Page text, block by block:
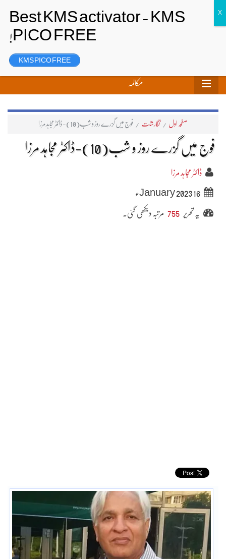
رجسٹر
مکالمہ
صفحہ اول / نگارشات / فوج میں گزرے روز و شب(10)-ڈاکٹر مجاہد مرزا
فوج میں گزرے روز و شب(10)-ڈاکٹر مجاہد مرزا
ڈاکٹر مجاہد مرزا
16 January 2023ء
یہ تحریر 755 مرتبہ دیکھی گئی۔
KMS PICO FREE